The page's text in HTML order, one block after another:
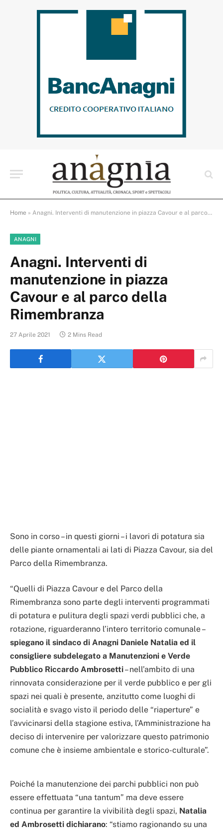
Home » Anagni. Interventi di manutenzione in piazza Cavour e al parco della Rimembranza
ANAGNI
Anagni. Interventi di
manutenzione in piazza
Cavour e al parco della
Rimembranza
27 Aprile 2021 2 Mins Read
Sono in corso – in questi giorni – i lavori di potatura sia
delle piante ornamentali ai lati di Piazza Cavour, sia del
Parco della Rimembranza.
“Quelli di Piazza Cavour e del Parco della
Rimembranza sono parte degli interventi programmati
di potatura e pulitura degli spazi verdi pubblici che, a
rotazione, riguarderanno l’intero territorio comunale –
spiegano il sindaco di Anagni Daniele Natalia ed il
consigliere subdelegato a Manutenzioni e Verde
Pubblico Riccardo Ambrosetti– nell’ambito di una
rinnovata considerazione per il verde pubblico e per gli
spazi nei quali è presente, anzitutto come luoghi di
socialità e svago visto il periodo delle “riaperture” e
l’avvicinarsi della stagione estiva, l’Amministrazione ha
deciso di intervenire per valorizzare questo patrimonio
comune che è insieme ambientale e storico-culturale”.
Poiché la manutenzione dei parchi pubblici non può
essere effettuata “una tantum” ma deve essere
continua per garantire la vivibilità degli spazi, Natalia
ed Ambrosetti dichiarano: “stiamo ragionando su una